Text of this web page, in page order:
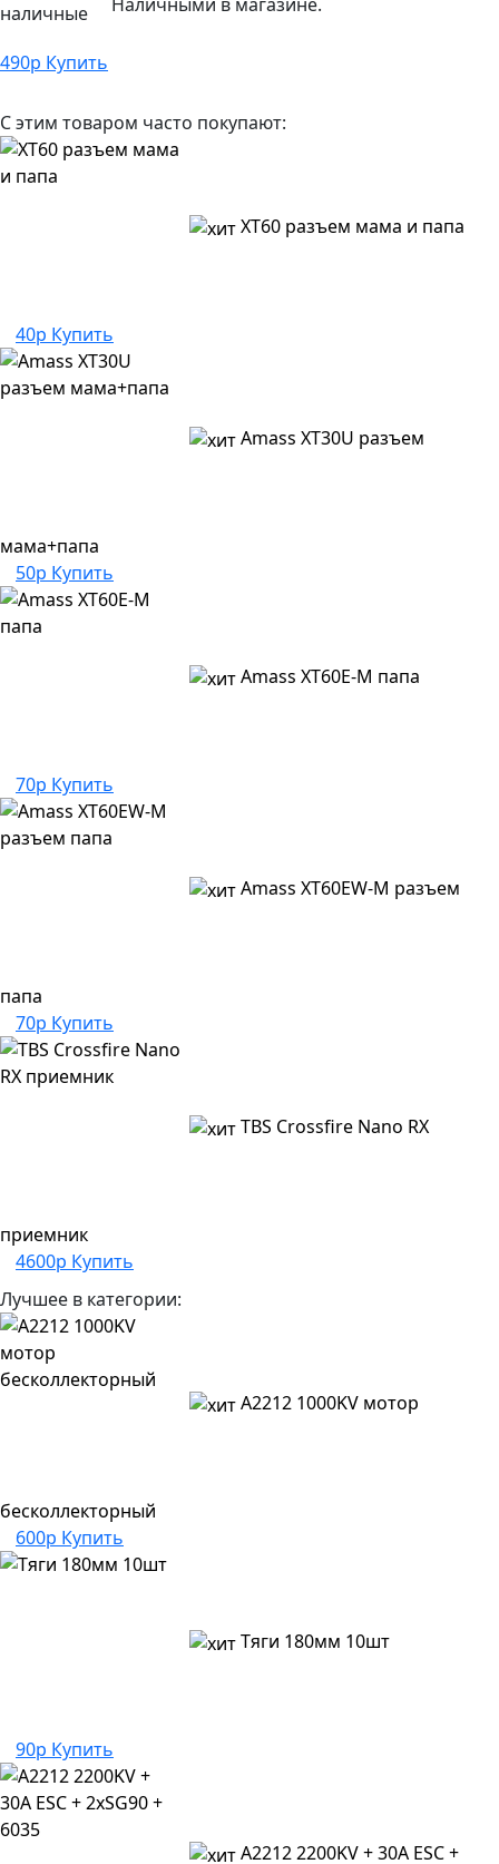
490р Купить
С этим товаром часто покупают:
XT60 разъем мама и папа
40р Купить
Amass XT30U разъем
мама+папа
50р Купить
Amass XT60E-M папа
70р Купить
Amass XT60EW-M разъем
папа
70р Купить
TBS Crossfire Nano RX
приемник
4600р Купить
Лучшее в категории:
A2212 1000KV мотор
бесколлекторный
600р Купить
Тяги 180мм 10шт
90р Купить
A2212 2200KV + 30A ESC +